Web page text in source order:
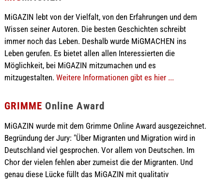
MiGAZIN lebt von der Vielfalt, von den Erfahrungen und dem
Wissen seiner Autoren. Die besten Geschichten schreibt
immer noch das Leben. Deshalb wurde MiGMACHEN ins
Leben gerufen. Es bietet allen allen Interessierten die
Möglichkeit, bei MiGAZIN mitzumachen und es
mitzugestalten. Weitere Informationen gibt es hier ...
GRIMME Online Award
MiGAZIN wurde mit dem Grimme Online Award ausgezeichnet.
Begründung der Jury: "Über Migranten und Migration wird in
Deutschland viel gesprochen. Vor allem von Deutschen. Im
Chor der vielen fehlen aber zumeist die der Migranten. Und
genau diese Lücke füllt das MiGAZIN mit qualitativ